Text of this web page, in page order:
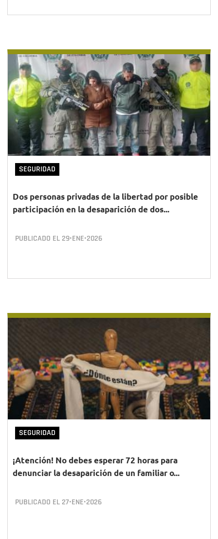
SEGURIDAD
Dos personas privadas de la libertad por posible
participación en la desaparición de dos...
PUBLICADO EL 29•ENE•2026
SEGURIDAD
¡Atención! No debes esperar 72 horas para
denunciar la desaparición de un familiar o...
PUBLICADO EL 27•ENE•2026